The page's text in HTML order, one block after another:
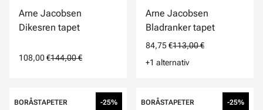
Arne Jacobsen
Dikesren tapet
108,00 €144,00 €
Arne Jacobsen
Bladranker tapet
84,75 €113,00 €
+1 alternativ
BORÅSTAPETER -25% BORÅSTAPETER -25%